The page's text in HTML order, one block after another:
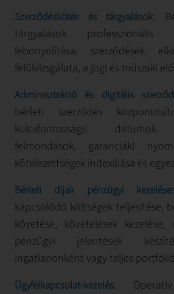
Szerződéskötés és tárgyalások:
tárgyalások professzionális
lebonyolítása, szerződések
felülvizsgálata, a jogi és műszaki
Adminisztráció és digitális
bérleti szerződés
kulcsfontosságú dátumok
felmondások, garanciák)
kötelezettségek indexálása és
Bérleti díjak pénzügyi kezelése
kapcsolódó költségek teljesítése,
követése, követelések kezelése,
pénzügyi jelentések
ingatlanonként vagy teljes
Ügyfélkapcsolat-kezelés: